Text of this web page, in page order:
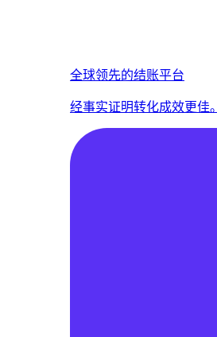
全球领先的结账平台
经事实证明转化成效更佳。